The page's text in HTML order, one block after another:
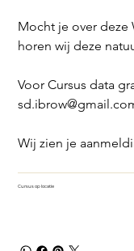
Mocht je over deze
horen wij deze
Voor Cursus data
Wij zien je
Cursus op locatie